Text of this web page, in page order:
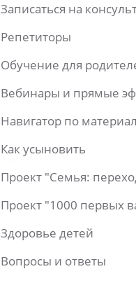
Записаться на
Репетиторы
Обучение для
Вебинары и прямые
Навигатор по
Как усыновить
Проект "Семья:
Проект "1000 первых
Здоровье детей
Вопросы и ответы